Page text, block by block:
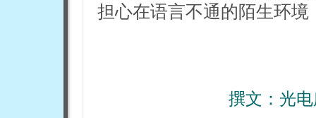
担心在语言不通的陌生环
撰文： 光